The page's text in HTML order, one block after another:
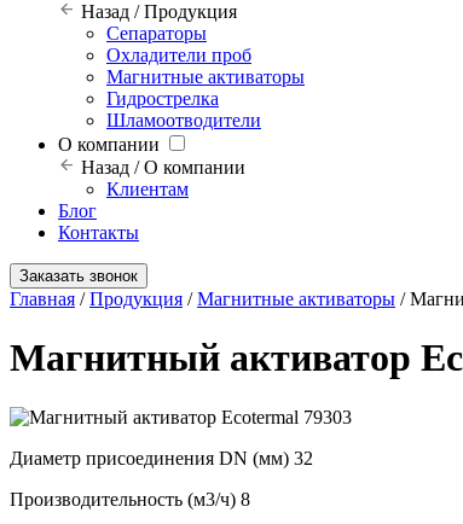
Назад / Продукция
Сепараторы
Охладители проб
Магнитные активаторы
Гидрострелка
Шламоотводители
О компании
Назад / О компании
Клиентам
Блог
Контакты
Заказать звонок
Главная /Продукция /Магнитные активаторы /
Магнитный активатор
Диаметр присоединения DN (мм) 32
Производительность (м3/ч) 8